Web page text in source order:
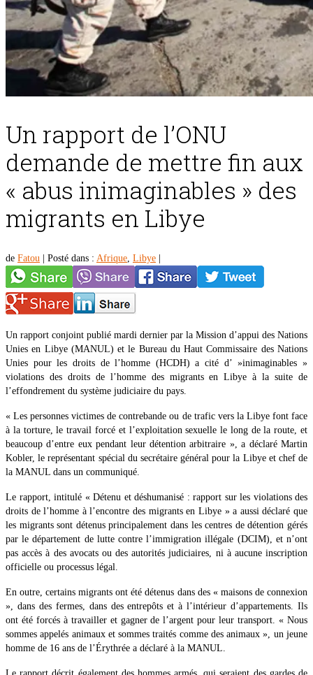
Un rapport de l’ONU
demande de mettre fin aux
« abus inimaginables » des
migrants en Libye
de Fatou Posté dans : Afrique, Libye
Un rapport conjoint publié mardi dernier par la Mission d’appui des Nations
Unies en Libye (MANUL) et le Bureau du Haut Commissaire des Nations
Unies pour les droits de l’homme (HCDH) a cité d’ »inimaginables »
violations des droits de l’homme des migrants en Libye à la suite de
l’effondrement du système judiciaire du pays.
« Les personnes victimes de contrebande ou de trafic vers la Libye font face
à la torture, le travail forcé et l’exploitation sexuelle le long de la route, et
beaucoup d’entre eux pendant leur détention arbitraire », a déclaré Martin
Kobler, le représentant spécial du secrétaire général pour la Libye et chef de
la MANUL dans un communiqué.
Le rapport, intitulé « Détenu et déshumanisé : rapport sur les violations des
droits de l’homme à l’encontre des migrants en Libye » a aussi déclaré que
les migrants sont détenus principalement dans les centres de détention gérés
par le département de lutte contre l’immigration illégale (DCIM), et n’ont
pas accès à des avocats ou des autorités judiciaires, ni à aucune inscription
officielle ou processus légal.
En outre, certains migrants ont été détenus dans des « maisons de connexion
», dans des fermes, dans des entrepôts et à l’intérieur d’appartements. Ils
ont été forcés à travailler et gagner de l’argent pour leur transport. « Nous
sommes appelés animaux et sommes traités comme des animaux », un jeune
homme de 16 ans de l’Érythrée a déclaré à la MANUL.